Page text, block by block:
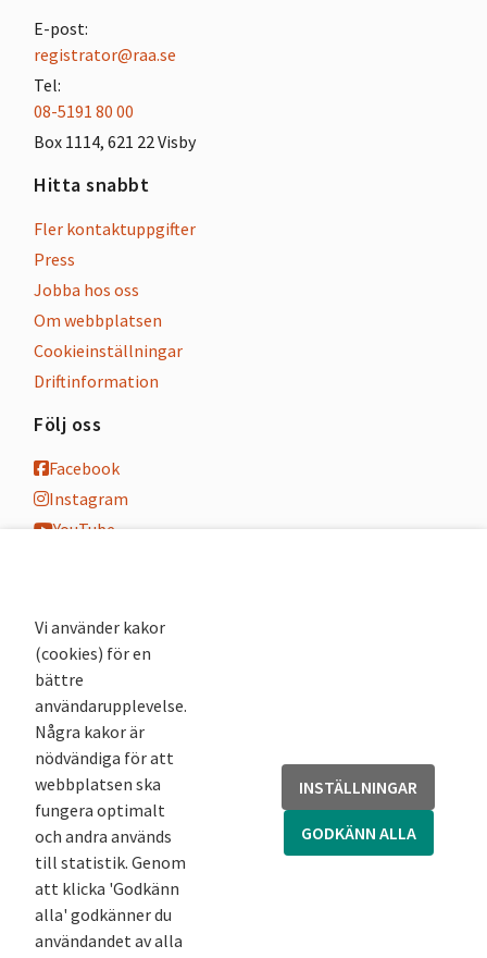
E-post:
registrator@raa.se
Tel:
08-5191 80 00
Box 1114, 621 22 Visby
Hitta snabbt
Fler kontaktuppgifter
Press
Jobba hos oss
Om webbplatsen
Cookieinställningar
Driftinformation
Följ oss
Facebook
Instagram
YouTube
Nyhetsbrev
Andra webbplatser
Arkivsök
Fornsök
Fornreg
Bebyggelseregistret
Runor
Kringla
Vi använder kakor
(cookies) för en
bättre
användarupplevelse.
Några kakor är
nödvändiga för att
webbplatsen ska
fungera optimalt
och andra används
till statistik. Genom
att klicka 'Godkänn
alla' godkänner du
användandet av alla
INSTÄLLNINGAR
GODKÄNN ALLA